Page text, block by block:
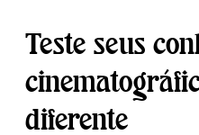
Teste seus
diferente